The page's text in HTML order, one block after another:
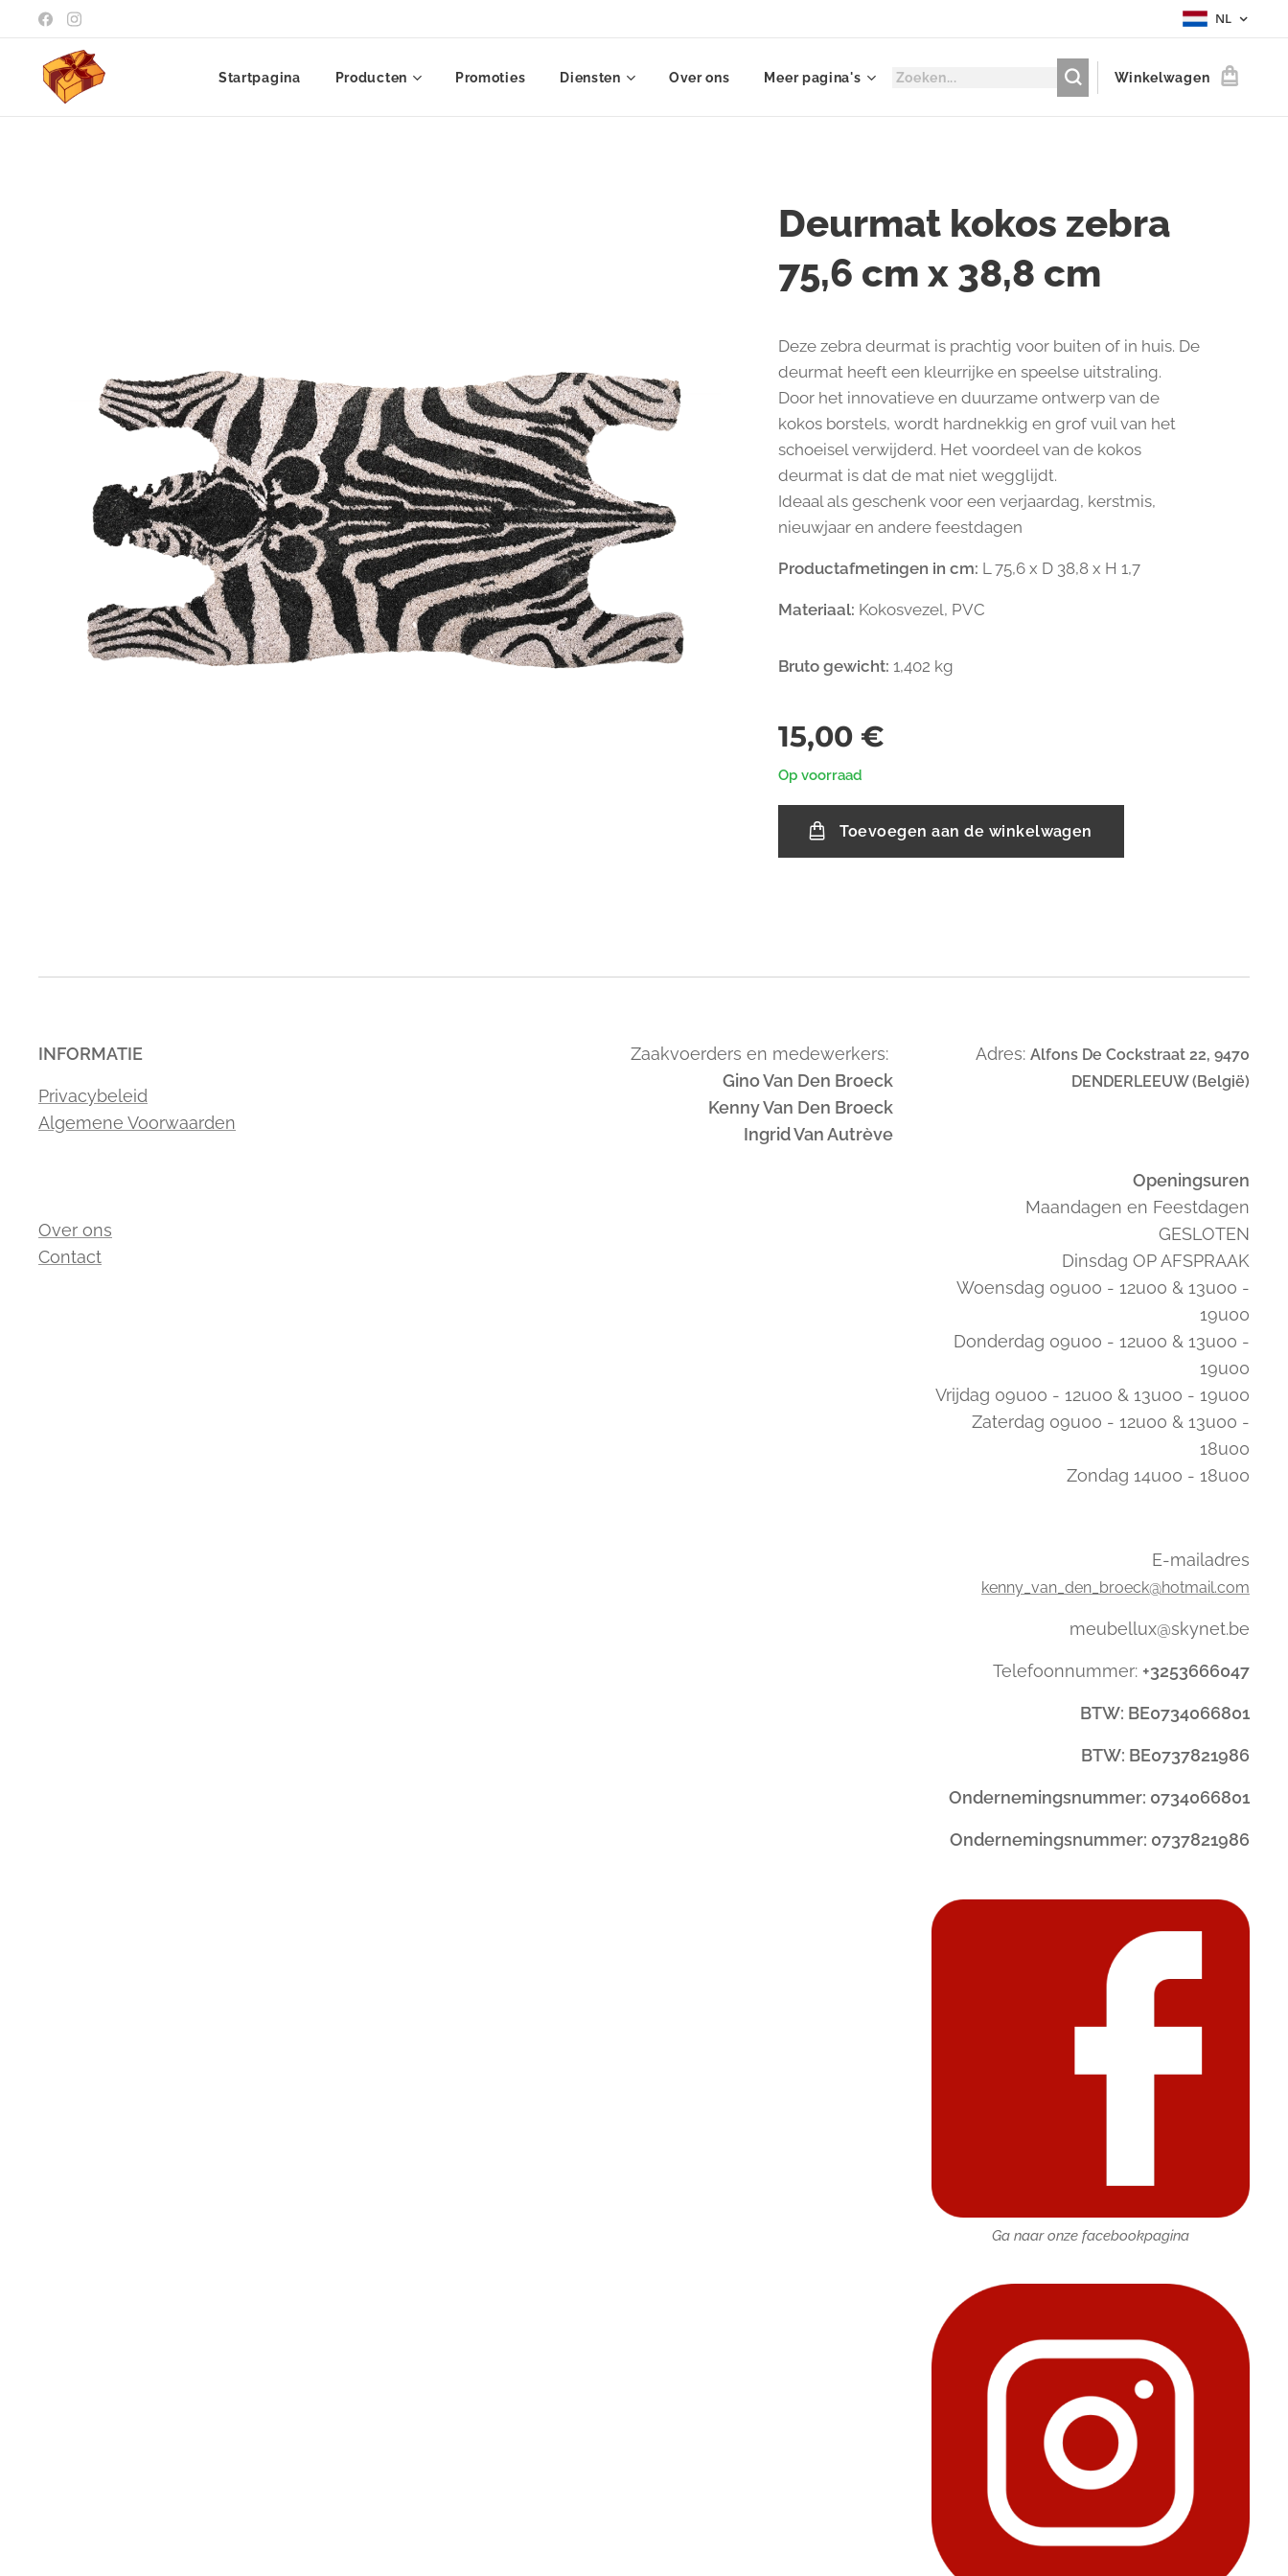
NL
Startpagina Producten Promoties Diensten Over ons Meer pagina's Winkelwagen
Deurmat kokos zebra
75,6 cm x 38,8 cm
Deze zebra deurmat is prachtig voor buiten of in huis. De
deurmat heeft een kleurrijke en speelse uitstraling.
Door het innovatieve en duurzame ontwerp van de
kokos borstels, wordt hardnekkig en grof vuil van het
schoeisel verwijderd. Het voordeel van de kokos
deurmat is dat de mat niet wegglijdt.
Ideaal als geschenk voor een verjaardag, kerstmis,
nieuwjaar en andere feestdagen
Productafmetingen in cm: L 75,6 x D 38,8 x H 1,7
Materiaal: Kokosvezel, PVC
Bruto gewicht: 1,402 kg
15,00 €
Op voorraad
Toevoegen aan de winkelwagen
INFORMATIE
Privacybeleid
Algemene Voorwaarden
Over ons
Contact
Zaakvoerders en medewerkers:
Gino Van Den Broeck
Kenny Van Den Broeck
Ingrid Van Autrève
Adres: Alfons De Cockstraat 22, 9470
DENDERLEEUW (België)
Openingsuren
Maandagen en Feestdagen
GESLOTEN
Dinsdag OP AFSPRAAK
Woensdag 09u00 - 12u00 & 13u00 -
19u00
Donderdag 09u00 - 12u00 & 13u00 -
19u00
Vrijdag 09u00 - 12u00 & 13u00 - 19u00
Zaterdag 09u00 - 12u00 & 13u00 -
18u00
Zondag 14u00 - 18u00
E-mailadres
kenny_van_den_broeck@hotmail.com
meubellux@skynet.be
Telefoonnummer: +3253666047
BTW: BE0734066801
BTW: BE0737821986
Ondernemingsnummer: 0734066801
Ondernemingsnummer: 0737821986
Ga naar onze facebookpagina